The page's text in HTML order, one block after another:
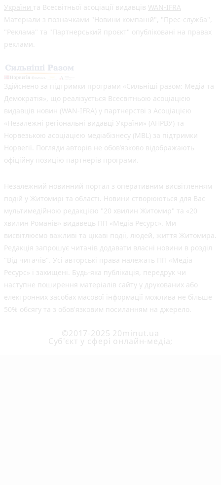
України та Всесвітньої асоціації видавців WAN-IFRA
Матеріали з позначками "Новини компаній", "Прес-служба",
"Реклама" та "Партнерський проєкт" опубліковані на правах
реклами.
Здійснено за підтримки програми «Сильніші разом: Медіа та
Демократія», що реалізується Всесвітньою асоціацією
видавців новин (WAN-IFRA) у партнерстві з Асоціацією
«Незалежні регіональні видавці України» (АНРВУ) та
Норвезькою асоціацією медіабізнесу (MBL) за підтримки
Норвегії. Погляди авторів не обов’язково відображають
офіційну позицію партнерів програми.
Незалежний новинний портал з оперативним висвітленням
подій у Житомирі та області. Новини створюються для Вас
мультимедійною редакцією "20 хвилин Житомир" та «20
хвилин Романів» видавець ПП «Медіа Ресурс». Ми
висвітлюємо важливі та цікаві події, людей, життя Житомира.
Редакція запрошує читачів додавати власні новини в розділ
"Від читачів". Усі авторські права належать ПП «Медіа
Ресурс» і захищені. Будь-яка публiкацiя, передрук чи
наступне поширення матеріалів сайту у друкованих або
електронних засобах масової інформації можлива не більше
50% обсягу та з обов'язковим посиланням на джерело.
©2017-2025 20minut.ua
Cуб'єкт у сфері онлайн-медіа;